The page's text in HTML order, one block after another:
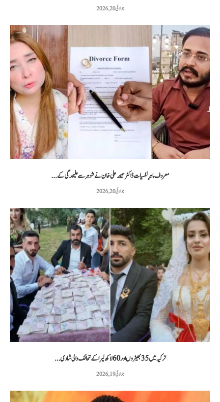
جولائی 20, 2026
معروف ماہرِ نفسیات ڈاکٹر نبیحہ علی خان نے شوہر سے علیحدگی کے...
جولائی 20, 2026
ترکیہ میں 35 بھیڑوں اور 60 لاکھ لیرا کے تحائف والی شادی...
جولائی 19, 2026